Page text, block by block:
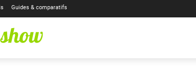
Guides & comparatifs